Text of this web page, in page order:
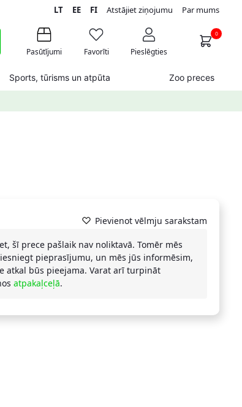
LT EE FIAtstājiet ziņojumu Par mums
Pasūtījumi Favorīti Pieslēgties
0
Sports, tūrisms un atpūta Zoo preces
Pievienot vēlmju sarakstam
šī prece pašlaik nav noliktavā. Tomēr mēs
pieprasījumu, un mēs jūs informēsim,
atkal būs pieejama. Varat arī turpināt
atpakaļceļā.